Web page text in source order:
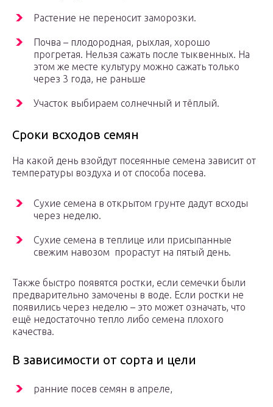
Растение не переносит заморозки.
Почва – плодородная, рыхлая, хорошо
прогретая. Нельзя сажать после тыквенных. На
этом же месте культуру можно сажать только
через 3 года, не раньше
Участок выбираем солнечный и тёплый.
Сроки всходов семян
На какой день взойдут посеянные семена зависит от
температуры воздуха и от способа посева.
Сухие семена в открытом грунте дадут всходы
через неделю.
Сухие семена в теплице или присыпанные
свежим навозом прорастут на пятый день.
Также быстро появятся ростки, если семечки были
предварительно замочены в воде. Если ростки не
появились через неделю – это может означать, что
ещё недостаточно тепло либо семена плохого
качества.
В зависимости от сорта и цели
ранние посев семян в апреле,